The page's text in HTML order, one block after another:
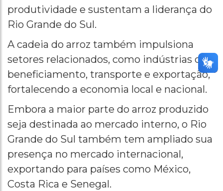
produtividade e sustentam a liderança do
Rio Grande do Sul.
A cadeia do arroz também impulsiona
setores relacionados, como indústrias de
beneficiamento, transporte e exportação,
fortalecendo a economia local e nacional.
Embora a maior parte do arroz produzido
seja destinada ao mercado interno, o Rio
Grande do Sul também tem ampliado sua
presença no mercado internacional,
exportando para países como México,
Costa Rica e Senegal.